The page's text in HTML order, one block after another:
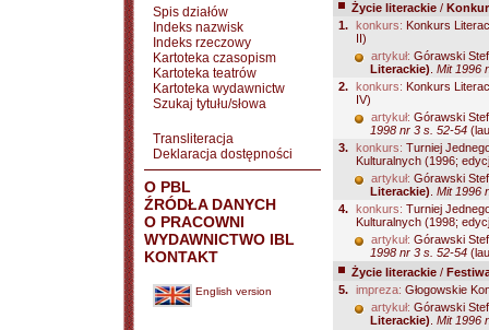
Spis działów
Indeks nazwisk
Indeks rzeczowy
Kartoteka czasopism
Kartoteka teatrów
Kartoteka wydawnictw
Szukaj tytułu/słowa
Transliteracja
Deklaracja dostępności
O PBL
ŹRÓDŁA DANYCH
O PRACOWNI
WYDAWNICTWO IBL
KONTAKT
English version
Życie literackie /
1. konkurs: Konkurs
II)
artykuł: Górawski
Literackie) Mit 1996
2. konkurs: Konkurs
IV)
artykuł: Górawski
1998 nr 3 s. 52-54
3. konkurs: Turniej
Kulturalnych (1996;
artykuł: Górawski
Literackie) Mit 1996
4. konkurs: Turniej
Kulturalnych (1998;
artykuł: Górawski
1998 nr 3 s. 52-54
Życie literackie /
5. impreza: Głogowskie
artykuł: Górawski
Literackie) Mit 1996